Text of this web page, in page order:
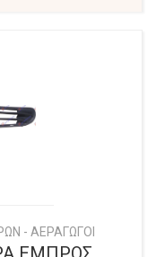
- ΑΕΡΑΓΩΓΟΙ